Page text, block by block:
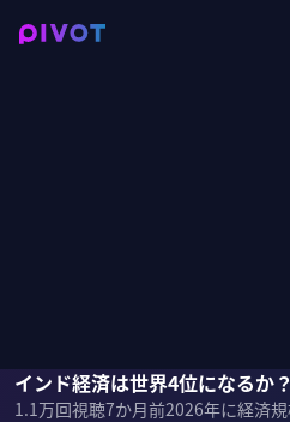
インド経済は世界4位になるか？
1.1万回視聴7か月前
西濵徹小手森千紗